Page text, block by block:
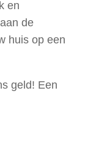
en
de
huis op een
geld! Een